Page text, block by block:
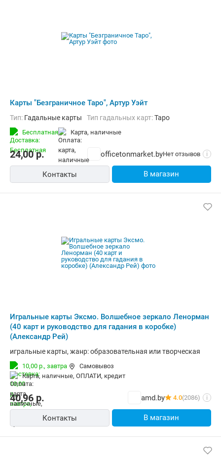
Карты "Безграничное Таро", Артур Уэйт
Тип: Гадальные карты Тип гадальных карт:Таро
Бесплатная карта, наличные
24,00р. officetonmarket.byНет отзывов i
Контакты В магазин
Игральные карты Эксмо. Волшебное зеркало Ленорман
(40 карт и руководство для гадания в коробке)
(Александр Рей)
игральные карты, жанр: образовательная или творческая
10,00 р., завтра
Самовывоз
карта, наличные, ОПЛАТИ, кредит
40,96 р. amd.by 4.0(2086) i
Контакты В магазин